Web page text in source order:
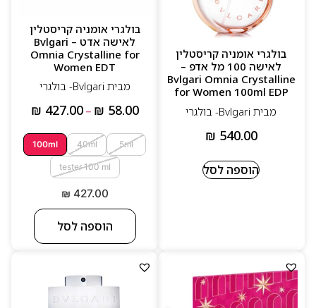
בולגרי אומניה קריסטלין
לאישה 100 מל אדפ –
Bvlgari Omnia Crystalline
for Women 100ml EDP
מבית Bvlgari- בולגרי
₪ 540.00
הוספה לסל
בולגרי אומניה קריסטלין
לאישה אדט – Bvlgari
Omnia Crystalline for
Women EDT
מבית Bvlgari- בולגרי
₪ 58.00
–
₪ 427.00
5ml
40ml
100ml
tester 100 ml
₪ 427.00
הוספה לסל